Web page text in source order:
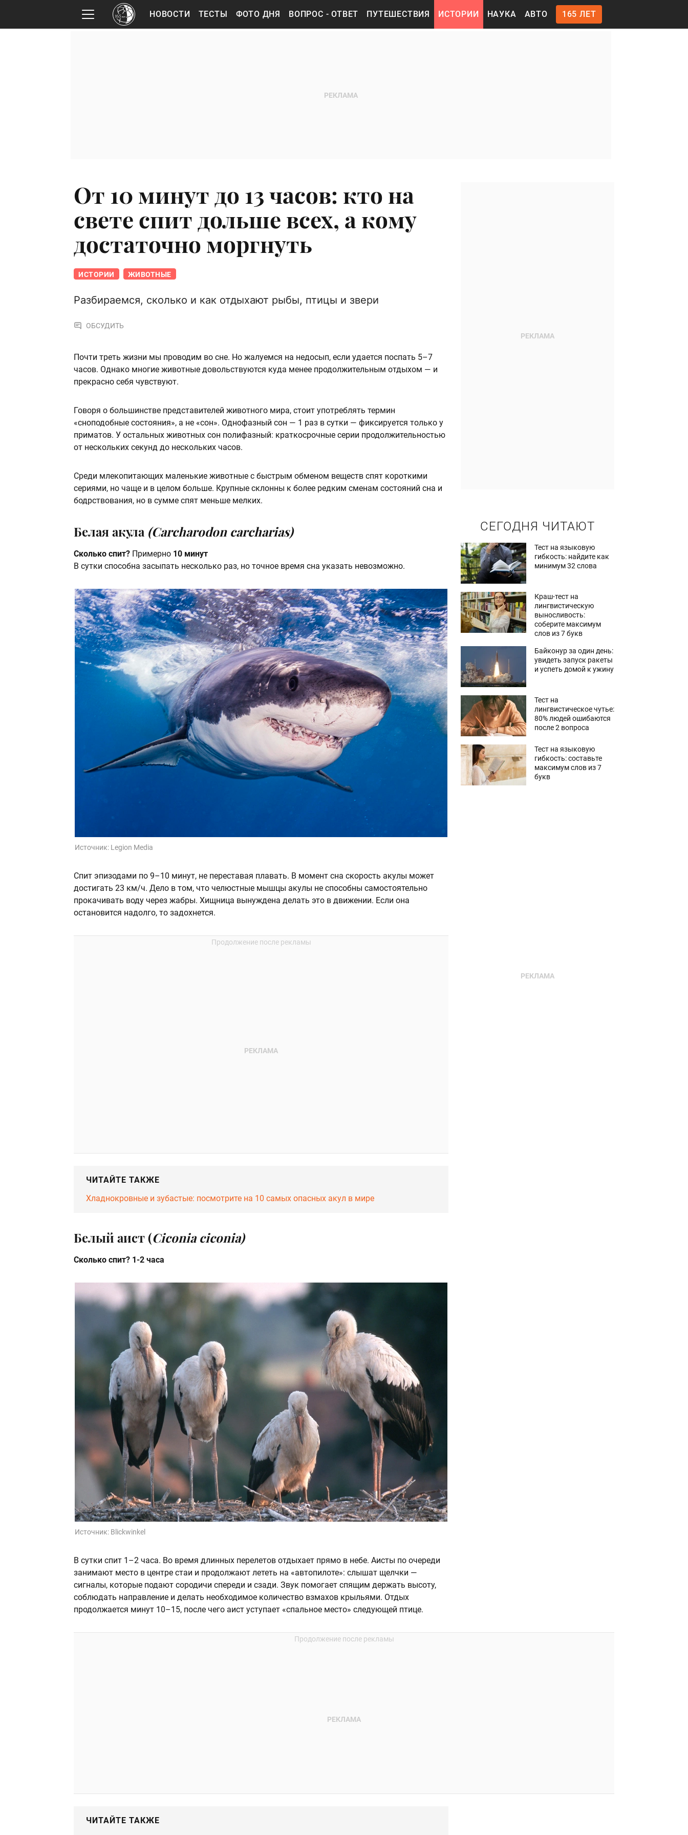
НОВОСТИ ТЕСТЫ ФОТО ДНЯ ВОПРОС - ОТВЕТ ПУТЕШЕСТВИЯ ИСТОРИИ НАУКА АВТО 165 ЛЕТ
От 10 минут до 13 часов: кто на
свете спит дольше всех, а кому
достаточно моргнуть
ИСТОРИИ ЖИВОТНЫЕ
Разбираемся, сколько и как отдыхают рыбы, птицы и звери
ОБСУДИТЬ
Почти треть жизни мы проводим во сне. Но жалуемся на недосып, если удается поспать 5–7
часов. Однако многие животные довольствуются куда менее продолжительным отдыхом — и
прекрасно себя чувствуют.
Говоря о большинстве представителей животного мира, стоит употреблять термин
«сноподобные состояния», а не «сон». Однофазный сон — 1 раз в сутки — фиксируется только у
приматов. У остальных животных сон полифазный: краткосрочные серии продолжительностью
от нескольких секунд до нескольких часов.
Среди млекопитающих маленькие животные с быстрым обменом веществ спят короткими
сериями, но чаще и в целом больше. Крупные склонны к более редким сменам состояний сна и
бодрствования, но в сумме спят меньше мелких.
Белая акула (Carcharodon carcharias)
Сколько спит? Примерно 10 минут
В сутки способна засыпать несколько раз, но точное время сна указать невозможно.
Источник: Legion Media
Спит эпизодами по 9–10 минут, не переставая плавать. В момент сна скорость акулы может
достигать 23 км/ч. Дело в том, что челюстные мышцы акулы не способны самостоятельно
прокачивать воду через жабры. Хищница вынуждена делать это в движении. Если она
остановится надолго, то задохнется.
ЧИТАЙТЕ ТАКЖЕ
Хладнокровные и зубастые: посмотрите на 10 самых опасных акул в мире
Белый аист (Ciconia ciconia)
Сколько спит? 1-2 часа
Источник: Blickwinkel
В сутки спит 1–2 часа. Во время длинных перелетов отдыхает прямо в небе. Аисты по очереди
занимают место в центре стаи и продолжают лететь на «автопилоте»: слышат щелчки —
сигналы, которые подают сородичи спереди и сзади. Звук помогает спящим держать высоту,
соблюдать направление и делать необходимое количество взмахов крыльями. Отдых
продолжается минут 10–15, после чего аист уступает «спальное место» следующей птице.
ЧИТАЙТЕ ТАКЖЕ
СЕГОДНЯ ЧИТАЮТ
Тест на языковую
гибкость: найдите как
минимум 32 слова
Краш-тест на
лингвистическую
выносливость:
соберите максимум
слов из 7 букв
Байконур за один день:
увидеть запуск ракеты
и успеть домой к ужину
Тест на
лингвистическое чутье:
80% людей ошибаются
после 2 вопроса
Тест на языковую
гибкость: составьте
максимум слов из 7
букв